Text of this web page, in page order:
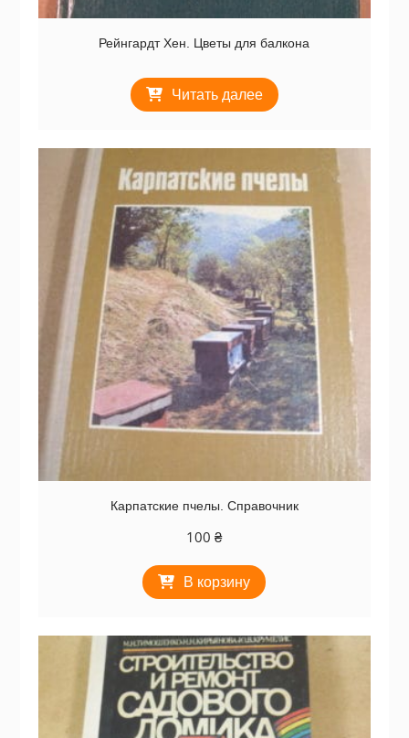
Рейнгардт Хен. Цветы для балкона
Читать далее
Карпатские пчелы. Справочник
100₴
В корзину